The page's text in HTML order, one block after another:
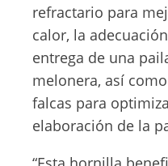
refractario para
calor, la
entrega de una
melonera, así
falcas para
elaboración de la